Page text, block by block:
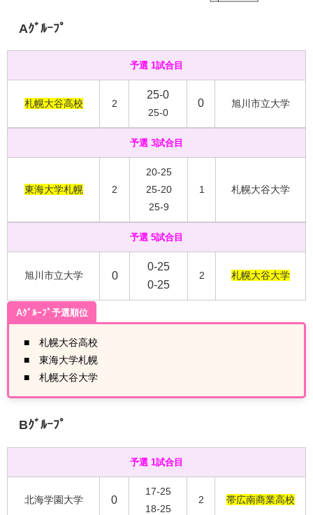
Aｸﾞﾙｰﾌﾟ
予選 1試合目
札幌大谷高校 2
25-0
25-0
0 旭川市立大学
予選 3試合目
東海大学札幌 2
20-25
25-20
25-9
1 札幌大谷大学
予選 5試合目
旭川市立大学 0
0-25
0-25
2 札幌大谷大学
Aｸﾞﾙｰﾌﾟ予選順位
■ 札幌大谷高校
■ 東海大学札幌
■ 札幌大谷大学
Bｸﾞﾙｰﾌﾟ
予選 1試合目
北海学園大学 0
17-25
18-25
2 帯広南商業高校